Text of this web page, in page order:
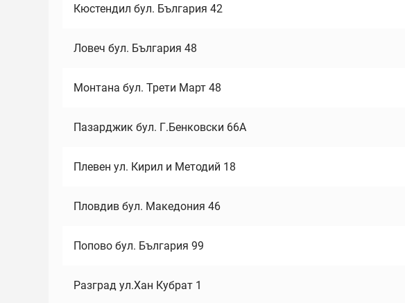
Кюстендил бул. България 42
Ловеч бул. България 48
Монтана бул. Трети Март 48
Пазарджик бул. Г.Бенковски 66А
Плевен ул. Кирил и Методий 18
Пловдив бул. Македония 46
Попово бул. България 99
Разград ул.Хан Кубрат 1